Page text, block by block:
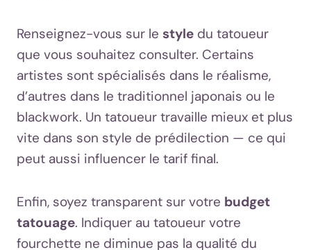
Renseignez-vous sur le style du tatoueur
que vous souhaitez consulter. Certains
artistes sont spécialisés dans le réalisme,
d’autres dans le traditionnel japonais ou le
blackwork. Un tatoueur travaille mieux et plus
vite dans son style de prédilection — ce qui
peut aussi influencer le tarif final.
Enfin, soyez transparent sur votre budget
tatouage. Indiquer au tatoueur votre
fourchette ne diminue pas la qualité du